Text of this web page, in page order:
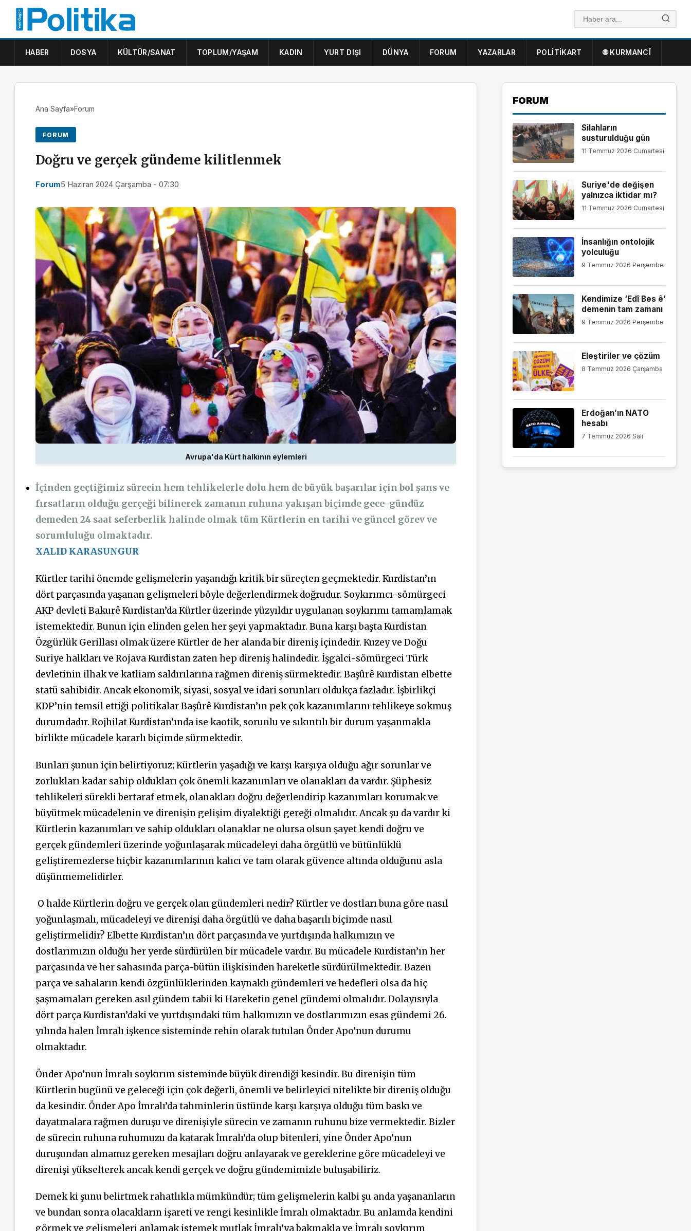
HABER DOSYA KÜLTÜR/SANAT TOPLUM/YAŞAM KADIN YURT DIŞI DÜNYA FORUM YAZARLAR POLITIKART 🌐 KURMANCÎ
Ana Sayfa»Forum
FORUM
Doğru ve gerçek gündeme kilitlenmek
Forum5 Haziran 2024 Çarşamba - 07:30
Avrupa'da Kürt halkının eylemleri
İçinden geçtiğimiz sürecin hem tehlikelerle dolu hem de büyük başarılar için bol şans ve
fırsatların olduğu gerçeği bilinerek zamanın ruhuna yakışan biçimde gece-gündüz
demeden 24 saat seferberlik halinde olmak tüm Kürtlerin en tarihi ve güncel görev ve
sorumluluğu olmaktadır.
XALID KARASUNGUR
Kürtler tarihi önemde gelişmelerin yaşandığı kritik bir süreçten geçmektedir. Kurdistan’ın
dört parçasında yaşanan gelişmeleri böyle değerlendirmek doğrudur. Soykırımcı-sömürgeci
AKP devleti Bakurê Kurdistan’da Kürtler üzerinde yüzyıldır uygulanan soykırımı tamamlamak
istemektedir. Bunun için elinden gelen her şeyi yapmaktadır. Buna karşı başta Kurdistan
Özgürlük Gerillası olmak üzere Kürtler de her alanda bir direniş içindedir. Kuzey ve Doğu
Suriye halkları ve Rojava Kurdistan zaten hep direniş halindedir. İşgalci-sömürgeci Türk
devletinin ilhak ve katliam saldırılarına rağmen direniş sürmektedir. Başûrê Kurdistan elbette
statü sahibidir. Ancak ekonomik, siyasi, sosyal ve idari sorunları oldukça fazladır. İşbirlikçi
KDP’nin temsil ettiği politikalar Başûrê Kurdistan’ın pek çok kazanımlarını tehlikeye sokmuş
durumdadır. Rojhilat Kurdistan’ında ise kaotik, sorunlu ve sıkıntılı bir durum yaşanmakla
birlikte mücadele kararlı biçimde sürmektedir.
Bunları şunun için belirtiyoruz; Kürtlerin yaşadığı ve karşı karşıya olduğu ağır sorunlar ve
zorlukları kadar sahip oldukları çok önemli kazanımları ve olanakları da vardır. Şüphesiz
tehlikeleri sürekli bertaraf etmek, olanakları doğru değerlendirip kazanımları korumak ve
büyütmek mücadelenin ve direnişin gelişim diyalektiği gereği olmalıdır. Ancak şu da vardır ki
Kürtlerin kazanımları ve sahip oldukları olanaklar ne olursa olsun şayet kendi doğru ve
gerçek gündemleri üzerinde yoğunlaşarak mücadeleyi daha örgütlü ve bütünlüklü
geliştiremezlerse hiçbir kazanımlarının kalıcı ve tam olarak güvence altında olduğunu asla
düşünmemelidirler.
O halde Kürtlerin doğru ve gerçek olan gündemleri nedir? Kürtler ve dostları buna göre nasıl
yoğunlaşmalı, mücadeleyi ve direnişi daha örgütlü ve daha başarılı biçimde nasıl
geliştirmelidir? Elbette Kurdistan’ın dört parçasında ve yurtdışında halkımızın ve
dostlarımızın olduğu her yerde sürdürülen bir mücadele vardır. Bu mücadele Kurdistan’ın her
parçasında ve her sahasında parça-bütün ilişkisinden hareketle sürdürülmektedir. Bazen
parça ve sahaların kendi özgünlüklerinden kaynaklı gündemleri ve hedefleri olsa da hiç
şaşmamaları gereken asıl gündem tabii ki Hareketin genel gündemi olmalıdır. Dolayısıyla
dört parça Kurdistan’daki ve yurtdışındaki tüm halkımızın ve dostlarımızın esas gündemi 26.
yılında halen İmralı işkence sisteminde rehin olarak tutulan Önder Apo’nun durumu
olmaktadır.
Önder Apo’nun İmralı soykırım sisteminde büyük direndiği kesindir. Bu direnişin tüm
Kürtlerin bugünü ve geleceği için çok değerli, önemli ve belirleyici nitelikte bir direniş olduğu
da kesindir. Önder Apo İmralı’da tahminlerin üstünde karşı karşıya olduğu tüm baskı ve
dayatmalara rağmen duruşu ve direnişiyle sürecin ve zamanın ruhunu bize vermektedir. Bizler
de sürecin ruhuna ruhumuzu da katarak İmralı’da olup bitenleri, yine Önder Apo’nun
duruşundan almamız gereken mesajları doğru anlayarak ve gereklerine göre mücadeleyi ve
direnişi yükselterek ancak kendi gerçek ve doğru gündemimizle buluşabiliriz.
Demek ki şunu belirtmek rahatlıkla mümkündür; tüm gelişmelerin kalbi şu anda yaşananların
ve bundan sonra olacakların işareti ve rengi kesinlikle İmralı olmaktadır. Bu anlamda kendini
görmek ve gelişmeleri anlamak istemek mutlak İmralı’ya bakmakla ve İmralı soykırım
FORUM
Silahların
susturulduğu gün
11 Temmuz 2026 Cumartesi
Suriye'de değişen
yalnızca iktidar mı?
11 Temmuz 2026 Cumartesi
İnsanlığın ontolojik
yolculuğu
9 Temmuz 2026 Perşembe
Kendimize ‘Edî Bes ê’
demenin tam zamanı
9 Temmuz 2026 Perşembe
Eleştiriler ve çözüm
8 Temmuz 2026 Çarşamba
Erdoğan’ın NATO
hesabı
7 Temmuz 2026 Salı